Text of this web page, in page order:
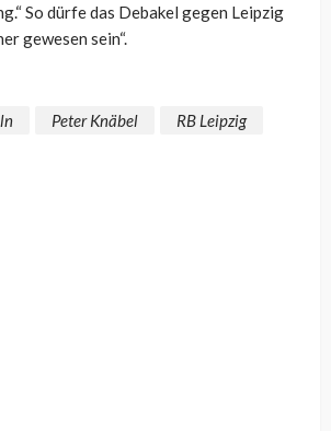
So dürfe das Debakel gegen Leipzig
gewesen sein“.
Peter Knäbel RB Leipzig